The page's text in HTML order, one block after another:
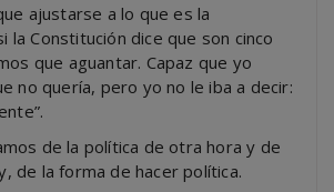
ajustarse a lo que es la
la Constitución dice que son cinco
que aguantar. Capaz que yo
no quería, pero yo no le iba a decir:
de la política de otra hora y de
de la forma de hacer política.